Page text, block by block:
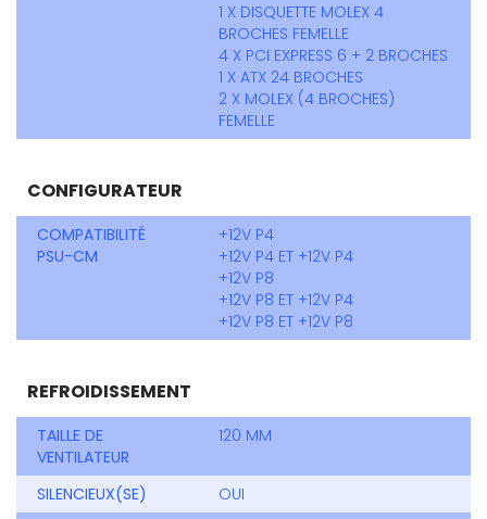
1 X DISQUETTE MOLEX 4
BROCHES FEMELLE
4 X PCI EXPRESS 6 + 2 BROCHES
1 X ATX 24 BROCHES
2 X MOLEX (4 BROCHES)
FEMELLE
CONFIGURATEUR
COMPATIBILITÉ
PSU-CM
+12V P4
+12V P4 ET +12V P4
+12V P8
+12V P8 ET +12V P4
+12V P8 ET +12V P8
REFROIDISSEMENT
TAILLE DE
VENTILATEUR
120 MM
SILENCIEUX(SE)
OUI